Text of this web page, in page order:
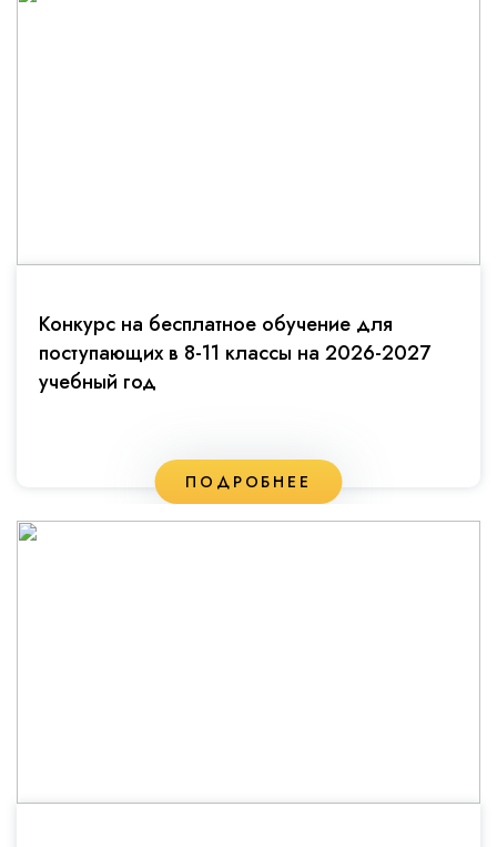
Конкурс на бесплатное обучение для
поступающих в 8-11 классы на 2026-2027
учебный год
ПОДРОБНЕЕ